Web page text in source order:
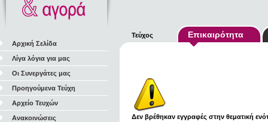
Αρχική Σελίδα
Λίγα λόγια για μας
Οι Συνεργάτες μας
Προηγούμενα Τεύχη
Αρχείο Τευχών
Ανακοινώσεις
Τεύχος Επικαιρότητα
Δεν βρέθηκαν εγγραφές στην θεματική